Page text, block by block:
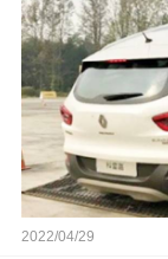
2022/04/29